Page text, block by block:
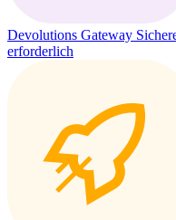
Devolutions Gateway
erforderlich